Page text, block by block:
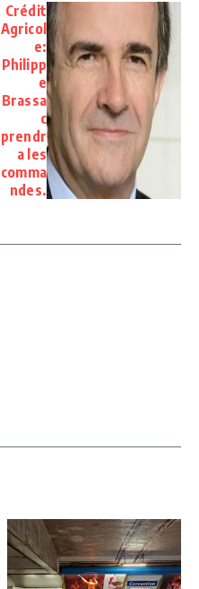
Crédit
Agricol
e:
Philipp
e
Brassa
c
prendr
a les
comma
ndes.